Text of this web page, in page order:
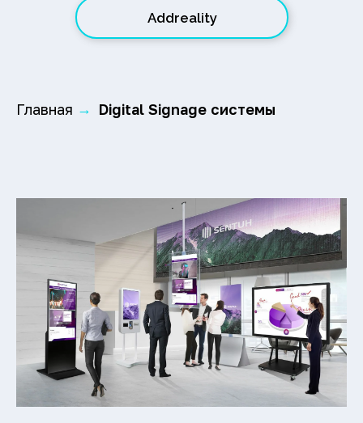
Addreality
Главная → Digital Signage системы